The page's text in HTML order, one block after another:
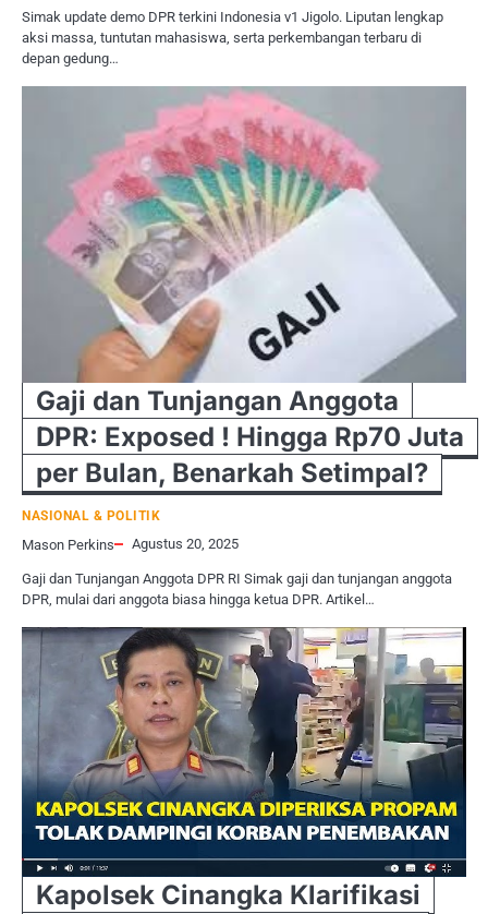
Simak update demo DPR terkini Indonesia v1 Jigolo. Liputan lengkap
aksi massa, tuntutan mahasiswa, serta perkembangan terbaru di
depan gedung…
Gaji dan Tunjangan Anggota
DPR: Exposed ! Hingga Rp70 Juta
per Bulan, Benarkah Setimpal?
NASIONAL & POLITIK
Mason Perkins Agustus 20, 2025
Gaji dan Tunjangan Anggota DPR RI Simak gaji dan tunjangan anggota
DPR, mulai dari anggota biasa hingga ketua DPR. Artikel…
Kapolsek Cinangka Klarifikasi